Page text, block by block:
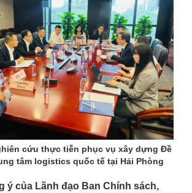
cứu thực tiễn phục vụ xây dựng Đề
tâm logistics quốc tế tại Hải Phòng
ý của Lãnh đạo Ban Chính sách,